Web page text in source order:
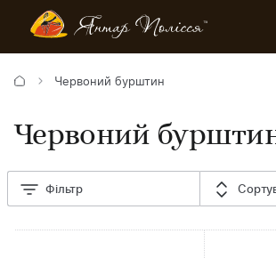
Червоний бурштин
Червоний
Фільтр